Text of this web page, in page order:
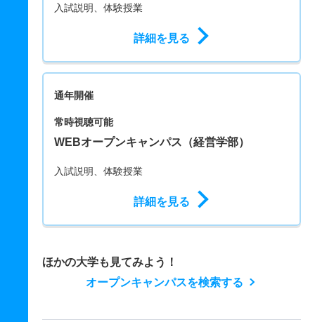
入試説明、体験授業
詳細を見る
通年開催
常時視聴可能
WEBオープンキャンパス（経営学部）
入試説明、体験授業
詳細を見る
ほかの大学も見てみよう！
オープンキャンパスを検索する